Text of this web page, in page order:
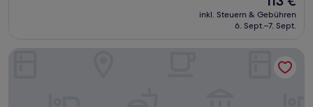
Preis
beträgt
inkl. Steuern & Gebühren
6. Sept.–7. Sept.